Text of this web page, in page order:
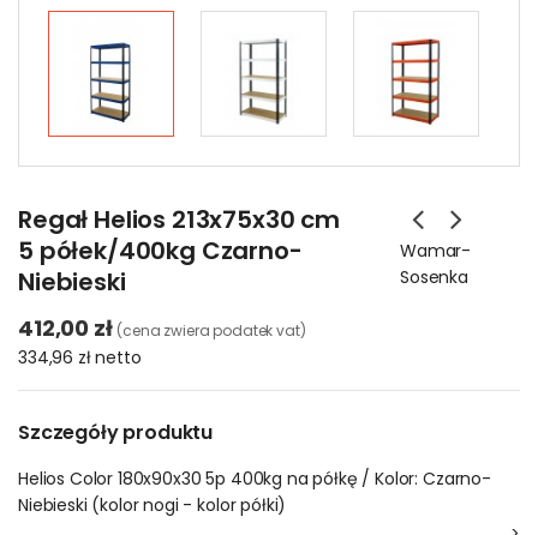
Regał Helios 213x75x30 cm
5 półek/400kg Czarno-
Niebieski
Wamar-
Sosenka
412,00 zł (cena zwiera podatek vat)
334,96 złnetto
Szczegóły produktu
Helios Color 180x90x30 5p 400kg na półkę / Kolor: Czarno-
Niebieski (kolor nogi - kolor półki)